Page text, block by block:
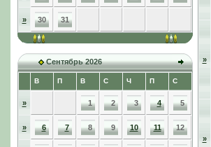
» 30 31
Сентябрь 2026
В П В С Ч П С
» 1 2 3 4 5
» 6 7 8 9 10 11 12
»
»